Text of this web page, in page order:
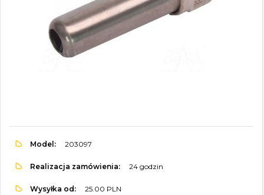
Model: 203097
Realizacja zamówienia: 24 godzin
Wysyłka od: 25.00 PLN